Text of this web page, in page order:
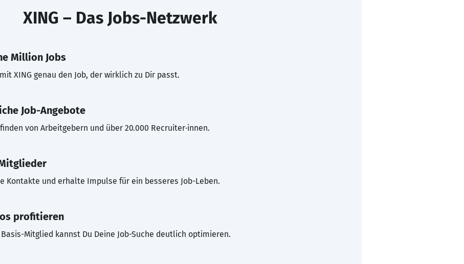
XING – Das Jobs-Netzwerk
Million Jobs
XING genau den Job, der wirklich zu Dir passt.
Job-Angebote
von Arbeitgebern und über 20.000 Recruiter·innen.
Kontakte und erhalte Impulse für ein besseres Job-Leben.
profitieren
Mitglied kannst Du Deine Job-Suche deutlich optimieren.